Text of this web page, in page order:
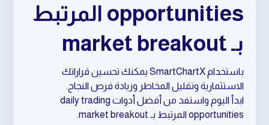
opportunities المرتبط
بـ market breakout
باستخدام SmartChartX يمكنك تحسين قراراتك
الاستثمارية وتقليل المخاطر وزيادة فرص النجاح.
ابدأ اليوم واستفد من أفضل أدوات daily trading
opportunities المرتبط بـ market breakout.